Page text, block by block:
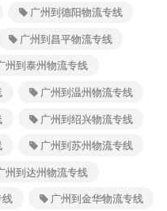
广州到德阳物流专线
广州到昌平物流专线
州到泰州物流专线
广州到温州物流专线
广州到绍兴物流专线
广州到苏州物流专线
州到达州物流专线
线
广州到金华物流专线